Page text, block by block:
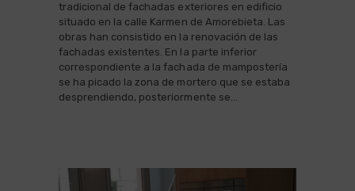
tradicional de fachadas exteriores en edificio
situado en la calle Karmen de Amorebieta. Las
obras han consistido en la renovación de las
fachadas existentes. En la parte inferior
correspondiente a la fachada de mampostería
se ha picado la zona de mortero que se estaba
desprendiendo, posteriormente se…